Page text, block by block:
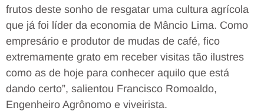
frutos deste sonho de resgatar uma cultura agrícola
que já foi líder da economia de Mâncio Lima. Como
empresário e produtor de mudas de café, fico
extremamente grato em receber visitas tão ilustres
como as de hoje para conhecer aquilo que está
dando certo”, salientou Francisco Romoaldo,
Engenheiro Agrônomo e viveirista.